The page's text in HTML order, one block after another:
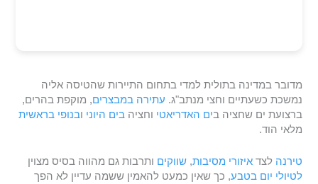
מדובר במדינה בתולית למדי בתחום התיירות שהטיסה אליה
נמשכת כשעתיים וחצי מנתב"ג. עתירה במבצרים, מוקפת בהרים,
ברצועת ים שחציה בים האדריאטי וחציהבים היוני ובנופי בראשית
מלאי הוד.
טירנה לצדאיזורי מסיבות,שווקים ותרבות גם מהווה בסיס מצוין
לטיולי יום בטבע, כך שאין כמעט להאמין ששמה עדיין לא הפך